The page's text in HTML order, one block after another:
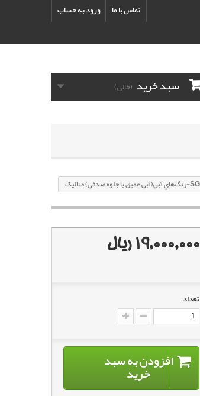
ورود به حساب تماس با ما
سبد خرید (خالی)
19,000,000 ریال
تعداد
افزودن به سبد
خرید